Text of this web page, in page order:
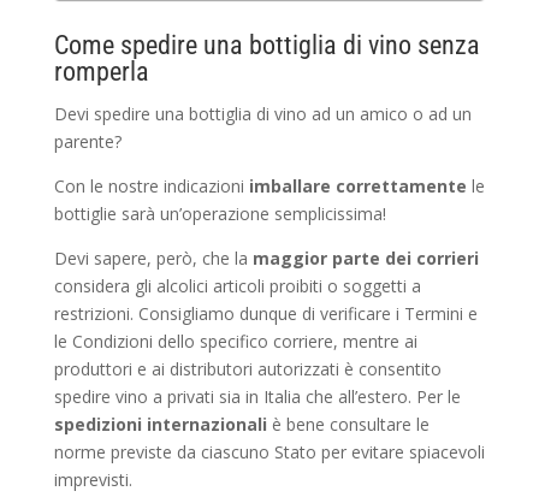
Come spedire una bottiglia di vino senza
romperla
Devi spedire una bottiglia di vino ad un amico o ad un
parente?
Con le nostre indicazioni imballare correttamente le
bottiglie sarà un’operazione semplicissima!
Devi sapere, però, che la maggior parte dei corrieri
considera gli alcolici articoli proibiti o soggetti a
restrizioni. Consigliamo dunque di verificare i Termini e
le Condizioni dello specifico corriere, mentre ai
produttori e ai distributori autorizzati è consentito
spedire vino a privati sia in Italia che all’estero. Per le
spedizioni internazionali è bene consultare le
norme previste da ciascuno Stato per evitare spiacevoli
imprevisti.